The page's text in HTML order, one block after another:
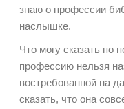
знаю о профессии
наслышке.
Что могу сказать по
профессию нельзя
востребованной на
сказать, что она